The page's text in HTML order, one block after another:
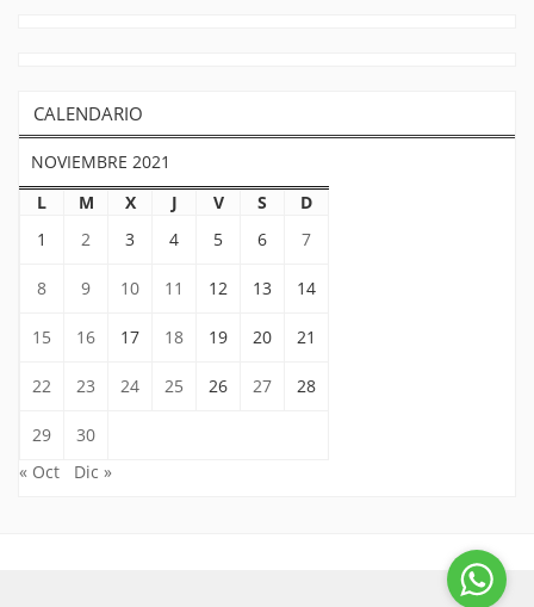
CALENDARIO
NOVIEMBRE 2021
L
M X J V S
D
1
2 3 4 5 6 7
8 9 10 11 12 13 14
15 16 17 18 19 20 21
22 23 24 25 26 27 28
29
30
« Oct
Dic »